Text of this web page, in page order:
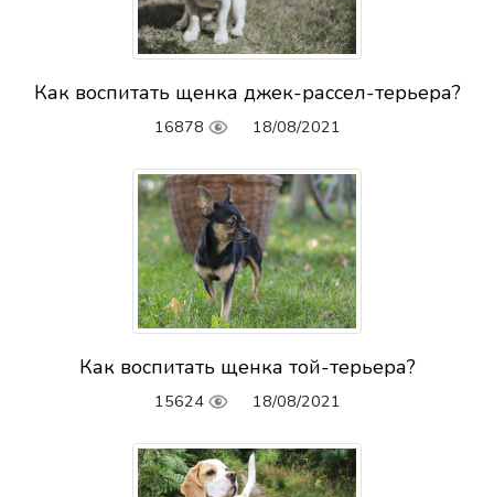
Как воспитать щенка джек-рассел-терьера?
16878 18/08/2021
Как воспитать щенка той-терьера?
15624 18/08/2021